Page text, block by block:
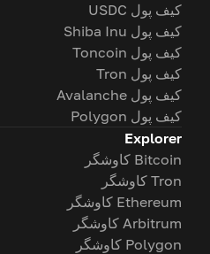
کیف پول USDC
کیف پول Shiba Inu
کیف پول Toncoin
کیف پول Tron
کیف پول Avalanche
کیف پول Polygon
Explorer
Bitcoin کاوشگر
Tron کاوشگر
Ethereum کاوشگر
Arbitrum کاوشگر
Polygon کاوشگر